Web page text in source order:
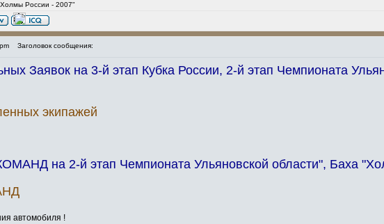
России - 2007"
Заголовок сообщения:
Заявок на 3-й этап Кубка России, 2-й этап Чемпионата
экипажей
на 2-й этап Чемпионата Ульяновской области", Баха
автомобиля !